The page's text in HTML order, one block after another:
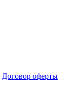
Договор оферты